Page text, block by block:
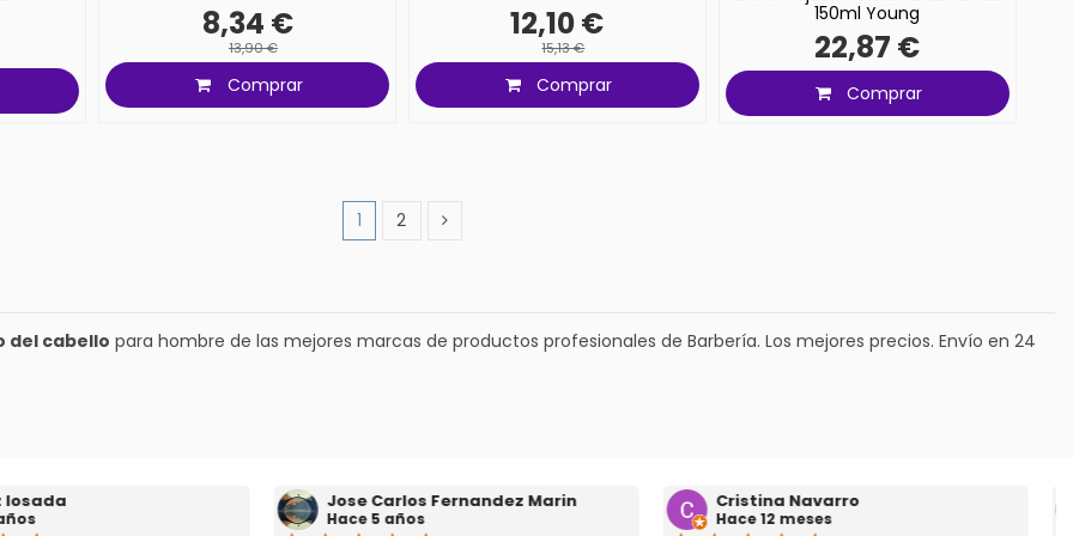
8,34 €
13,90 €
Comprar
12,10 €
15,13 €
Comprar
150ml Young
22,87 €
Comprar
1 2
del cabello para hombre de las mejores marcas de productos profesionales de Barbería. Los mejores precios. Envío en 24
Fernandez Marin
años
Cristina Navarro
Hace 12 meses
Juande Garcia
Hace 2 años